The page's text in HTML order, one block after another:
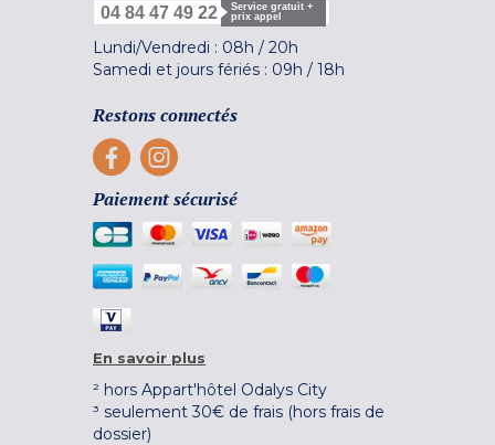
04 84 47 49 22
Service gratuit +
prix appel
Lundi/Vendredi : 08h / 20h
Samedi et jours fériés : 09h / 18h
Restons connectés
Paiement sécurisé
En savoir plus
² hors Appart'hôtel Odalys City
³ seulement 30€ de frais (hors frais de
dossier)